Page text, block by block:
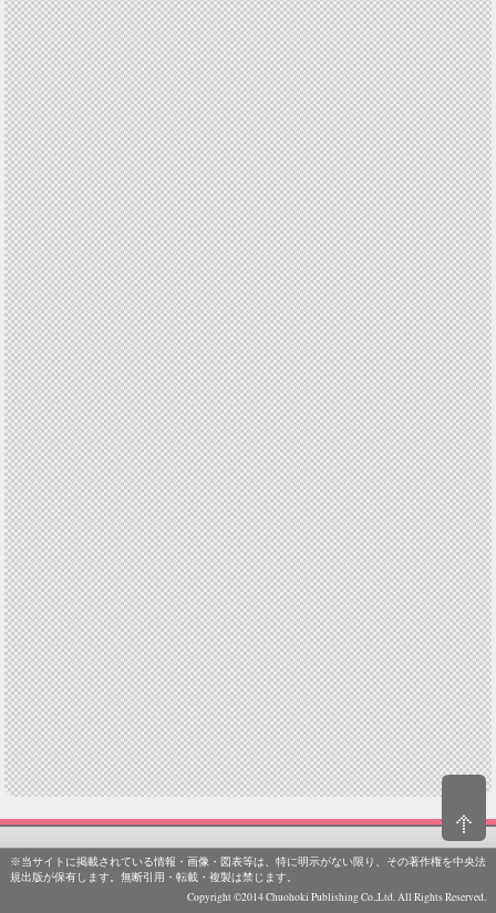
※当サイトに掲載されている情報・画像・図表等は、特に明示がない限り、その著作権を中央法
規出版が保有します。無断引用・転載・複製は禁じます。
Copyright ©2014 Chuohoki Publishing Co.,Ltd. All Rights Reserved.